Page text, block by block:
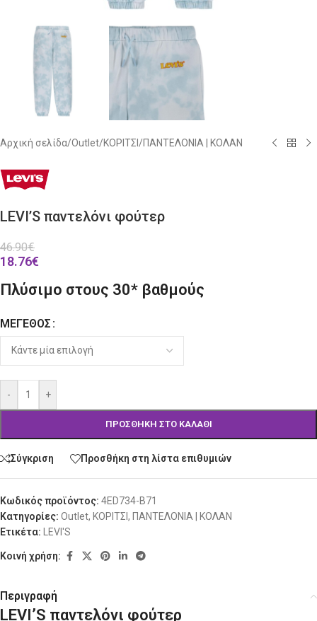
Αρχική σελίδα/Outlet/ΚΟΡΙΤΣΙ /ΠΑΝΤΕΛΟΝΙΑ | ΚΟΛΑΝ
LEVI’S παντελόνι φούτερ
46.90€
18.76€
Πλύσιμο στους 30* βαθμούς
ΜΈΓΕΘΟΣ
- +
ΠΡΟΣΘΉΚΗ ΣΤΟ ΚΑΛΆΘΙ
Alternative:
Σύγκριση Προσθήκη στη λίστα επιθυμιών
Κωδικός προϊόντος: 4ED734-B71
Κατηγορίες: Outlet, ΚΟΡΙΤΣΙ , ΠΑΝΤΕΛΟΝΙΑ | ΚΟΛΑΝ
Ετικέτα:
LEVI'S
Κοινή χρήση:
Περιγραφή
LEVI’S παντελόνι φούτερ